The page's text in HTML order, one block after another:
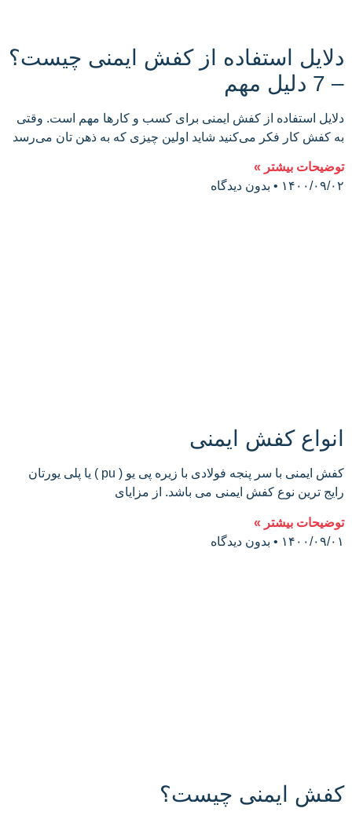
دلایل استفاده از کفش ایمنی چیست؟
– 7 دلیل مهم
دلایل استفاده از کفش ایمنی برای کسب و کارها مهم است. وقتی
به کفش کار فکر می‌کنید شاید اولین چیزی که به ذهن تان می‌رسد
توضیحات بیشتر »
۱۴۰۰/۰۹/۰۲
بدون دیدگاه
انواع کفش ایمنی
کفش ایمنی با سر پنجه فولادی با زیره پی یو ( pu ) یا پلی یورتان
رایج ترین نوع کفش ایمنی می باشد. از مزایای
توضیحات بیشتر »
۱۴۰۰/۰۹/۰۱
بدون دیدگاه
کفش ایمنی چیست؟